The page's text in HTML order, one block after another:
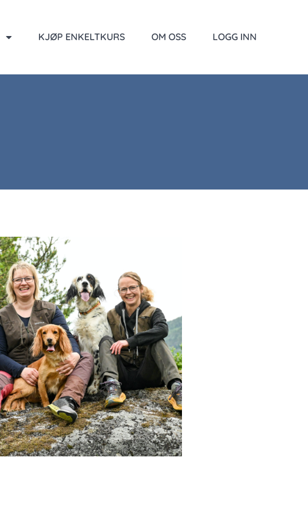
KJØP ENKELTKURS OM OSS LOGG INN